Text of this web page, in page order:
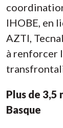
IHOBE, en
AZTI,
à renforcer
Plus de 3,5
Basque